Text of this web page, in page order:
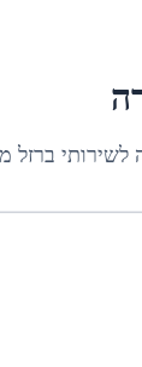
לשירותי ברזל